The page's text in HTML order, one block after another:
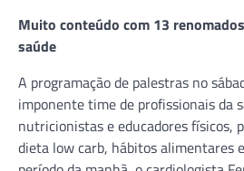
Muito conteúdo com 13
saúde
A programação de palestras no
imponente time de profissionais da
nutricionistas e educadores físicos,
dieta low carb, hábitos alimentares